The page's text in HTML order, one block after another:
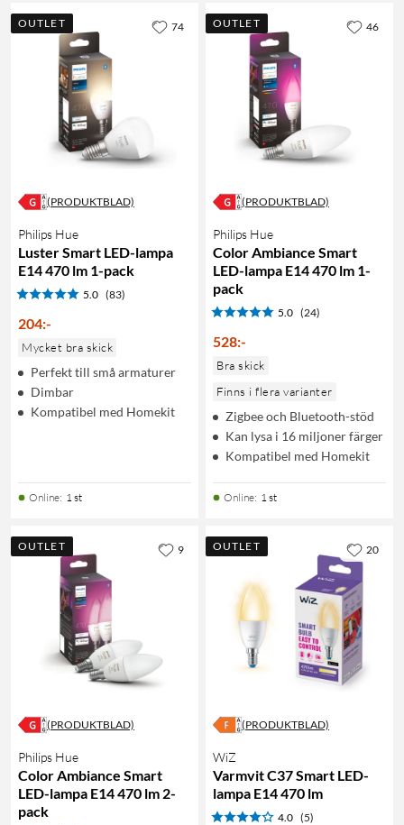
OUTLET
(PRODUKTBLAD)
Philips Hue
Luster Smart LED-lampa
E14 470 lm 1-pack
5.0 (83)
204:-
Mycket bra skick
Perfekt till små armaturer
Dimbar
Kompatibel med Homekit
Online: 1 st
74 OUTLET
(PRODUKTBLAD)
Philips Hue
Color Ambiance Smart
LED-lampa E14 470 lm 1-
pack
5.0 (24)
528:-
Bra skick
Finns i flera varianter
Zigbee och Bluetooth-stöd
Kan lysa i 16 miljoner färger
Kompatibel med Homekit
Online: 1 st
46
OUTLET
(PRODUKTBLAD)
Philips Hue
Color Ambiance Smart
LED-lampa E14 470 lm 2-
pack
9 OUTLET
(PRODUKTBLAD)
WiZ
Varmvit C37 Smart LED-
lampa E14 470 lm
4.0 (5)
20